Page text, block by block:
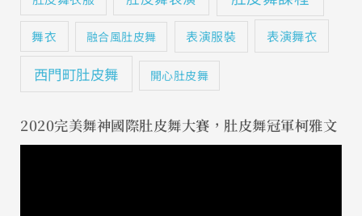
舞衣 融合風肚皮舞 表演服裝 表演舞衣
西門町肚皮舞 開心肚皮舞
2020完美舞神國際肚皮舞大賽，肚皮舞冠軍柯雅文